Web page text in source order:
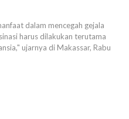
dalam mencegah gejala
harus dilakukan terutama
ujarnya di Makassar, Rabu